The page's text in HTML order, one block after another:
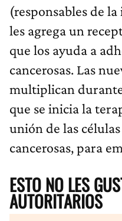
(responsables de
les agrega un
que los ayuda a
cancerosas. Las
multiplican
que se inicia la
unión de las
cancerosas, para
ESTO NO LES
AUTORITARIOS